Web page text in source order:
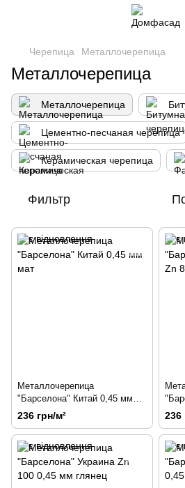
Черепица Металлочерепица
Металлочерепица
Металлочерепица
Цементно-песчаная черепица
Керамическая черепица
Фильтр
Металлочерепица
"Барселона" Китай 0,45 мм
мат
236 грн/м²
80
236